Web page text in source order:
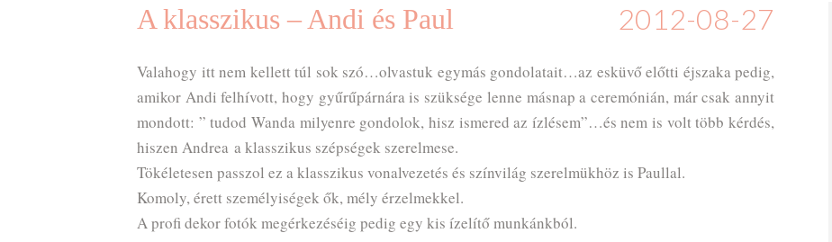
A klasszikus – Andi és Paul 2012-08-27
Valahogy itt nem kellett túl sok szó…olvastuk egymás gondolatait…az esküvő előtti éjszaka pedig,
amikor Andi felhívott, hogy gyűrűpárnára is szüksége lenne másnap a ceremónián, már csak annyit
mondott: ” tudod Wanda milyenre gondolok, hisz ismered az ízlésem”…és nem is volt több kérdés,
hiszen Andrea a klasszikus szépségek szerelmese.
Tökéletesen passzol ez a klasszikus vonalvezetés és színvilág szerelmükhöz is Paullal.
Komoly, érett személyiségek ők, mély érzelmekkel.
A profi dekor fotók megérkezéséig pedig egy kis ízelítő munkánkból.